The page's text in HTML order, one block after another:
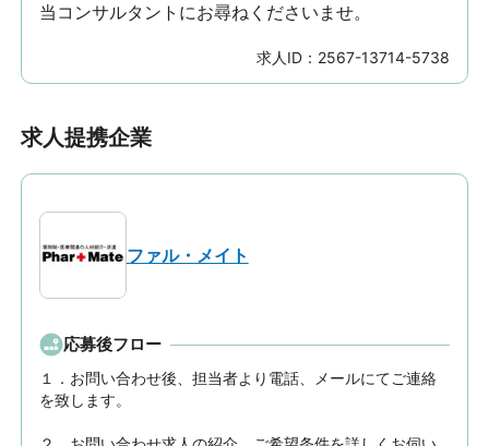
当コンサルタントにお尋ねくださいませ。
求人ID： 2567-13714-5738
求人提携企業
ファル・メイト
応募後フロー
１．お問い合わせ後、担当者より電話、メールにてご連絡
を致します。